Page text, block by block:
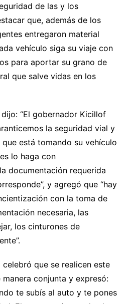
de las y los
que, además de los
entregaron material
vehículo siga su viaje con
para aportar su grano de
que salve vidas en los
“El gobernador Kicillof
la seguridad vial y
está tomando su vehículo
lo haga con
documentación requerida
y agregó que “hay
con la toma de
necesaria, las
los cinturones de
que se realicen este
conjunta y expresó:
te subís al auto y te pones